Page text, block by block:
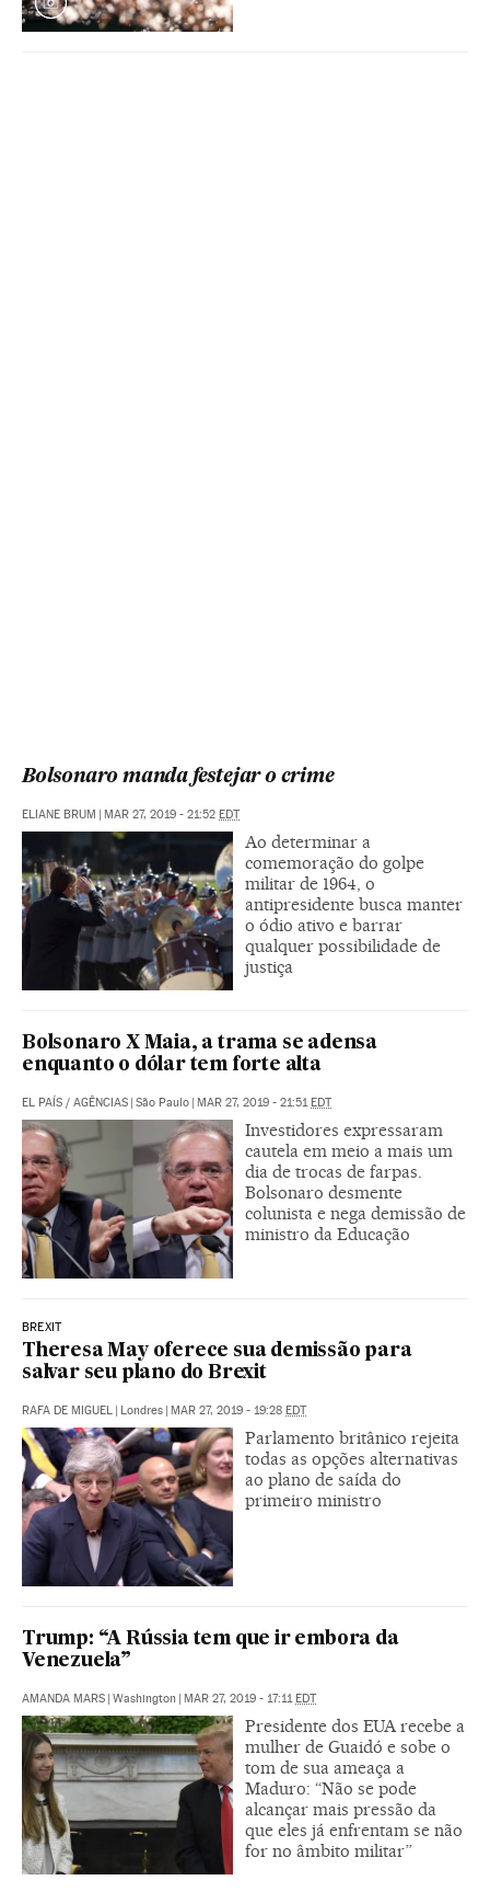
Bolsonaro manda festejar o crime
ELIANE BRUM MAR 27, 2019 - 21:52 EDT
Ao determinar a
comemoração do golpe
militar de 1964, o
antipresidente busca manter
o ódio ativo e barrar
qualquer possibilidade de
justiça
Bolsonaro X Maia, a trama se adensa
enquanto o dólar tem forte alta
EL PAÍS / AGÊNCIAS São Paulo MAR 27, 2019 - 21:51 EDT
Investidores expressaram
cautela em meio a mais um
dia de trocas de farpas.
Bolsonaro desmente
colunista e nega demissão de
ministro da Educação
BREXIT
Theresa May oferece sua demissão para
salvar seu plano do Brexit
RAFA DE MIGUEL | Londres | MAR 27, 2019 - 19:28 EDT
Parlamento britânico rejeita
todas as opções alternativas
ao plano de saída do
primeiro ministro
Trump: “A Rússia tem que ir embora da
Venezuela”
AMANDA MARS | Washington | MAR 27, 2019 - 17:11EDT
Presidente dos EUA recebe a
mulher de Guaidó e sobe o
tom de sua ameaça a
Maduro: “Não se pode
alcançar mais pressão da
que eles já enfrentam se não
for no âmbito militar”